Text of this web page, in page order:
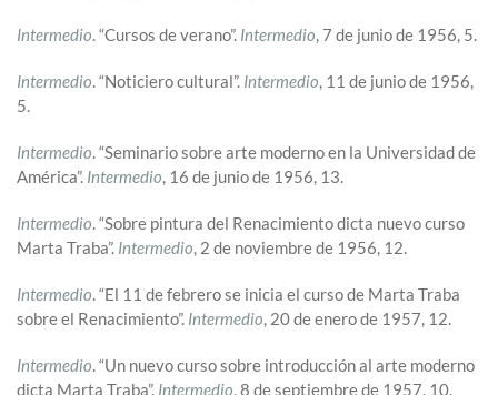
Intermedio. “Cursos de verano”. Intermedio, 7 de junio de 1956, 5.
Intermedio. “Noticiero cultural”. Intermedio, 11 de junio de 1956,
5.
Intermedio. “Seminario sobre arte moderno en la Universidad de
América”. Intermedio, 16 de junio de 1956, 13.
Intermedio. “Sobre pintura del Renacimiento dicta nuevo curso
Marta Traba”. Intermedio, 2 de noviembre de 1956, 12.
Intermedio. “El 11 de febrero se inicia el curso de Marta Traba
sobre el Renacimiento”. Intermedio, 20 de enero de 1957, 12.
Intermedio. “Un nuevo curso sobre introducción al arte moderno
dicta Marta Traba”. Intermedio, 8 de septiembre de 1957, 10.